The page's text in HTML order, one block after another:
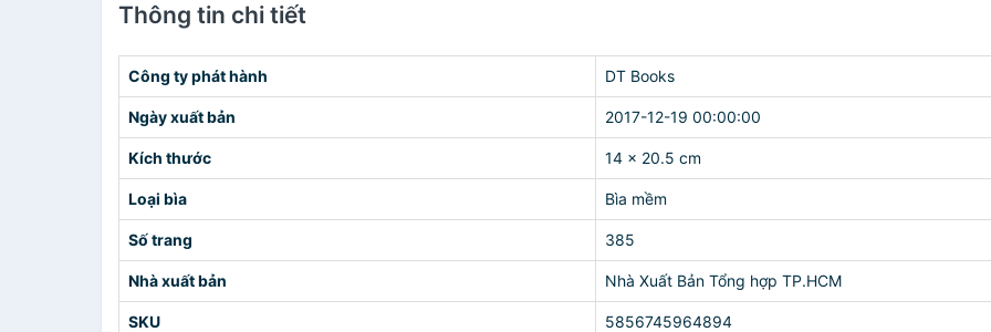
Thông tin chi tiết
Công ty phát hành DT Books
Ngày xuất bản 2017-12-19 00:00:00
Kích thước 14 x 20.5 cm
Loại bìa Bìa mềm
Số trang 385
Nhà xuất bản Nhà Xuất Bản Tổng hợp TP.HCM
SKU 5856745964894